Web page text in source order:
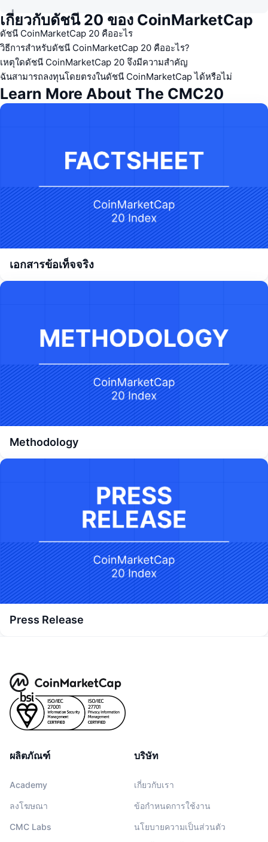
เกี่ยวกับดัชนี 20 ของ CoinMarketCap
ดัชนี CoinMarketCap 20 คืออะไร
วิธีการสำหรับดัชนี CoinMarketCap 20 คืออะไร?
เหตุใดดัชนี CoinMarketCap 20 จึงมีความสำคัญ
ฉันสามารถลงทุนโดยตรงในดัชนี CoinMarketCap ได้หรือไม่
Learn More About The CMC20
เอกสารข้อเท็จจริง
Methodology
Press Release
ผลิตภัณฑ์
Academy
ลงโฆษณา
CMC Labs
บริษัท
เกี่ยวกับเรา
ข้อกำหนดการใช้งาน
นโยบายความเป็นส่วนตัว